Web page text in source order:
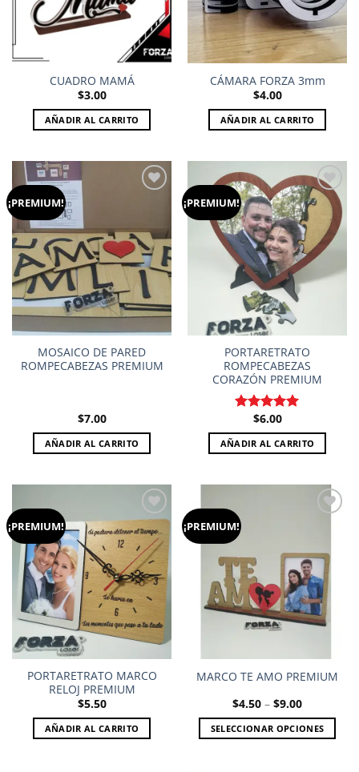
CUADRO MAMÁ
$3.00
AÑADIR AL CARRITO
CÁMARA FORZA 3mm
$4.00
AÑADIR AL CARRITO
¡PREMIUM!
Add to
wishlist
MOSAICO DE PARED
ROMPECABEZAS PREMIUM
$7.00
AÑADIR AL CARRITO
¡PREMIUM!
Add to
wishlist
PORTARETRATO
ROMPECABEZAS
CORAZÓN PREMIUM
Valorado en
5.00de 5
$6.00
AÑADIR AL CARRITO
¡PREMIUM!
Add to
wishlist
PORTARETRATO MARCO
RELOJ PREMIUM
$5.50
AÑADIR AL CARRITO
¡PREMIUM!
Add to
wishlist
MARCO TE AMO PREMIUM
$4.50 – $9.00Price
$4.50
through
SELECCIONAR OPCIONES